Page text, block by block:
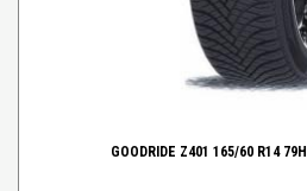
GOODRIDE Z401 165/60 R14 79H